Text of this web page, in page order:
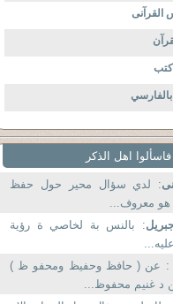
القرآنى
فاسألوا اهل الذكر
: لدي سؤال محير حول حفظ
هو معروف...
: بالنس بة لخاصي ة رؤية
: عن ( حافظ وحفيظ ومحفو ظ )
غنيم محفوظ...